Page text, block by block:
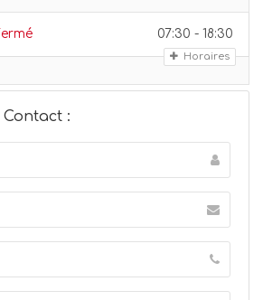
07:30 - 18:30
Horaires
: